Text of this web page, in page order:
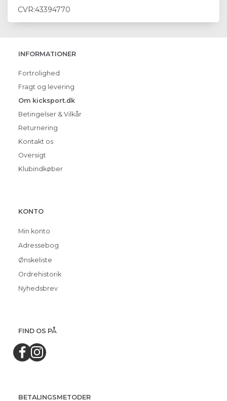
CVR:43394770
INFORMATIONER
Fortrolighed
Fragt og levering
Om kicksport.dk
Betingelser & Vilkår
Returnering
Kontakt os
Oversigt
Klubindkøber
KONTO
Min konto
Adressebog
Ønskeliste
Ordrehistorik
Nyhedsbrev
FIND OS PÅ
BETALINGSMETODER